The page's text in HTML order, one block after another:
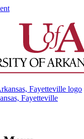
Fayetteville